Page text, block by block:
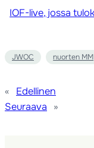
IOF-live, jossa
JWOC nuorten MM
«
Edellinen
Seuraava
»